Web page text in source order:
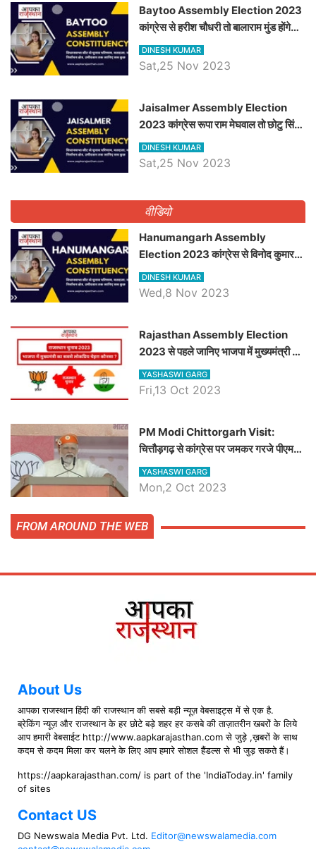
Baytoo Assembly Election 2023
कांग्रेस से हरीश चौधरी तो बालाराम मुंड होंगे
भाजपा उम्मीदवार, जानिये बायतू विधानसभा
सीट के ताजा समीकरण
DINESH KUMAR
Sat,25 Nov 2023
​​​​​​​Jaisalmer Assembly Election
2023 कांग्रेस रूपा राम मेघवाल तो छोटु सिंह
भाटी होंगे भाजपा उम्मीदवार, जानिये जैसलमेर
विधानसभा सीट के ताजा समीकरण
DINESH KUMAR
Sat,25 Nov 2023
वीडियो
Hanumangarh Assembly
Election 2023 कांग्रेस से विनोद कुमार
चौधरी तो अमित चौधरी होंगे भाजपा उम्मीदवार,
जानिये हनुमानगढ़ विधानसभा सीट के ताजा
DINESH KUMAR
Wed,8 Nov 2023
Rajasthan Assembly Election
2023 से पहले जानिए भाजपा में मुख्यमंत्री का
सबसे लोकप्रिय चेहरा कौनसा ?
YASHASWI GARG
Fri,13 Oct 2023
PM Modi Chittorgarh Visit:
चित्तौड़गढ़ से कांग्रेस पर जमकर गरजे पीएम
मोदी, जाने प्रधानमंत्री के भाषण की बड़ी
बातें, देखें वीडियो
YASHASWI GARG
Mon,2 Oct 2023
FROM AROUND THE WEB
About Us
आपका राजस्थान हिंदी की राजस्थान की सबसे बड़ी न्यूज़ वेबसाइट्स में से एक है.
ब्रेकिंग न्यूज़ और राजस्थान के हर छोटे बड़े शहर हर कसबे की ताज़ातरीन खबरों के लिये
आप हमारी वेबसाईट http://www.aapkarajasthan.com से जुड़े ,ख़बरों के साथ
कदम से कदम मिला कर चलने के लिए आप हमारे सोशल हैंडल्स से भी जुड़ सकते हैं।
https://aapkarajasthan.com/ is part of the 'IndiaToday.in' family
of sites
Contact US
DG Newswala Media Pvt. Ltd. Editor@newswalamedia.com